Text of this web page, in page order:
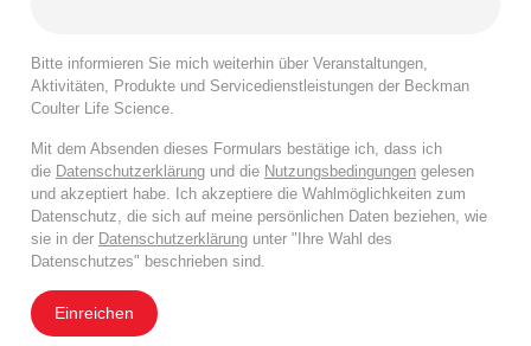
Bitte informieren Sie mich weiterhin über Veranstaltungen,
Aktivitäten, Produkte und Servicedienstleistungen der Beckman
Coulter Life Science.
Mit dem Absenden dieses Formulars bestätige ich, dass ich
die Datenschutzerklärung und die Nutzungsbedingungen gelesen
und akzeptiert habe. Ich akzeptiere die Wahlmöglichkeiten zum
Datenschutz, die sich auf meine persönlichen Daten beziehen, wie
sie in der Datenschutzerklärung unter "Ihre Wahl des
Datenschutzes" beschrieben sind.
Einreichen